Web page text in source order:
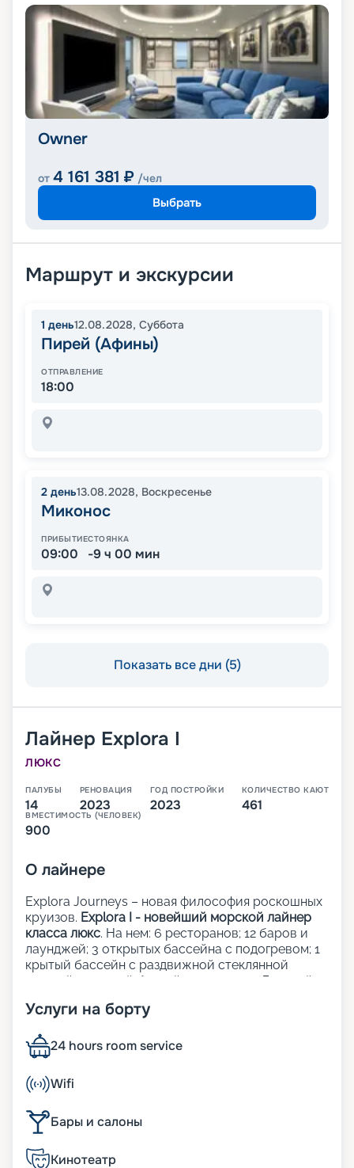
Owner
от 4 161 381 ₽ /чел
Выбрать
Маршрут и экскурсии
1 день12.08.2028, Суббота
Пирей (Афины)
ОТПРАВЛЕНИЕ
18:00
2 день13.08.2028, Воскресенье
Миконос
ПРИБЫТИЕ
09:00
СТОЯНКА
-9 ч 00 мин
Показать все дни (5)
Лайнер Explora I
ЛЮКС
ПАЛУБЫ
14
РЕНОВАЦИЯ
2023
ГОД ПОСТРОЙКИ
2023
КОЛИЧЕСТВО КАЮТ
461
ВМЕСТИМОСТЬ (ЧЕЛОВЕК)
900
О лайнере
Explora Journeys – новая философия роскошных
круизов. Explora I - новейший морской лайнер
класса люкс. На нем: 6 ресторанов; 12 баров и
лаунджей; 3 открытых бассейна с подогревом; 1
крытый бассейн с раздвижной стеклянной
крышей; 1 крытый бассейн; 5 джакузи; Детский
Школа кулинарного мастерства;
Прачечная; Медицинский центр.
Рестораны, бары и лаунджи:
Кулинарные шедевры на борту Explora Journeys
объединяют лучшие традиции мировой
гастрономии, придавая каждому завтраку, обеду
и ужину уникальность и изящество. Независимо
Услуги на борту
24 hours room service
Wifi
Бары и салоны
Кинотеатр